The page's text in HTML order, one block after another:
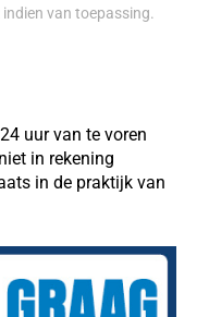
van toepassing.
uur van te voren
in rekening
in de praktijk van